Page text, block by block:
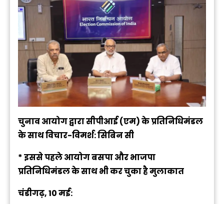
चुनाव आयोग द्वारा सीपीआई (एम) के प्रतिनिधिमंडल
के साथ विचार-विमर्श: सिबिन सी
* इससे पहले आयोग बसपा और भाजपा
प्रतिनिधिमंडल के साथ भी कर चुका है मुलाकात
चंडीगढ़, 10 मई: